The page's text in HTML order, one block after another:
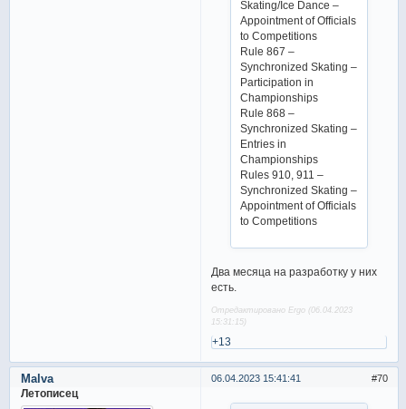
Skating/Ice Dance –
Appointment of Officials
to Competitions
Rule 867 –
Synchronized Skating –
Participation in
Championships
Rule 868 –
Synchronized Skating –
Entries in
Championships
Rules 910, 911 –
Synchronized Skating –
Appointment of Officials
to Competitions
Два месяца на разработку у них
есть.
Отредактировано Ergo (06.04.2023
15:31:15)
+13
70
06.04.2023 15:41:41
Malva
Летописец